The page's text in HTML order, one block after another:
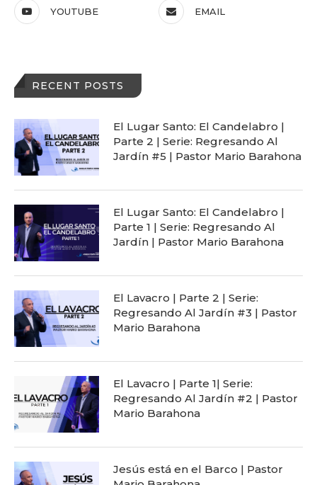
YOUTUBE EMAIL
RECENT POSTS
El Lugar Santo: El Candelabro |
Parte 2 | Serie: Regresando Al
Jardín #5 | Pastor Mario Barahona
El Lugar Santo: El Candelabro |
Parte 1 | Serie: Regresando Al
Jardín | Pastor Mario Barahona
El Lavacro | Parte 2 | Serie:
Regresando Al Jardín #3 | Pastor
Mario Barahona
El Lavacro | Parte 1| Serie:
Regresando Al Jardín #2 | Pastor
Mario Barahona
Jesús está en el Barco | Pastor